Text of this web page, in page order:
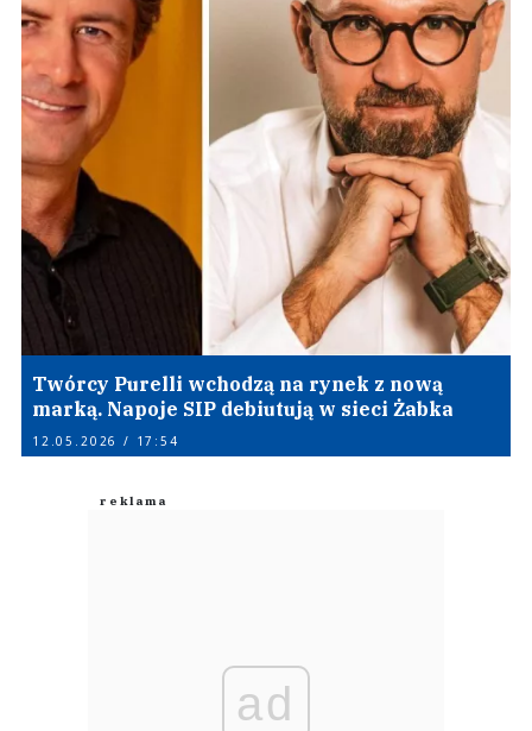
Twórcy Purelli wchodzą na rynek z nową
marką. Napoje SIP debiutują w sieci Żabka
12.05.2026 / 17:54
ad